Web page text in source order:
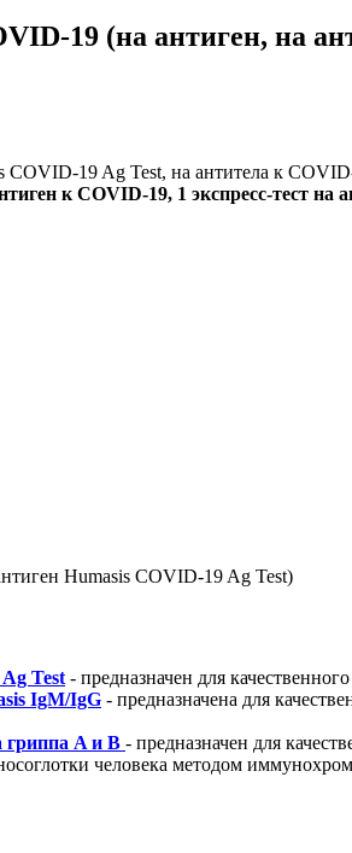
19 (на антиген, на
COVID-19 Ag Test, на антитела к
к COVID-19, 1 экспресс-тест
Humasis COVID-19 Ag Test)
Test- предназначен для
IgM/IgG - предназначена для
гриппа A и B - предназначен для
человека методом